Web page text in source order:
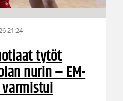
21:24
tytöt
nurin – EM-